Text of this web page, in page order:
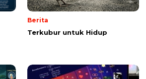
Berita
Terkubur untuk Hidup